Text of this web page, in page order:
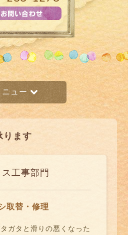
ニュー
ります
ス工事部門
取替・修理
ガタと滑りの悪くなった